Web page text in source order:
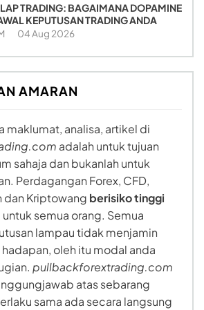
TRADING: BAGAIMANA DOPAMINE
KEPUTUSAN TRADING ANDA
04 Aug 2026
AMARAN
maklumat, analisa, artikel di
adalah untuk tujuan
sahaja dan bukanlah untuk
Perdagangan Forex, CFD,
dan Kriptowang berisiko tinggi
semua orang. Semua
lampau tidak menjamin
oleh itu modal anda
pullbackforextrading.com
atas sebarang
sama ada secara langsung